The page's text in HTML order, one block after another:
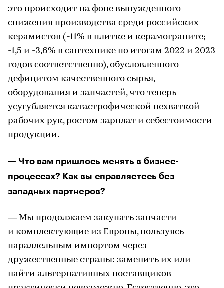
это происходит на фоне вынужденного
снижения производства среди российских
керамистов (-11% в плитке и керамограните;
-1,5 и -3,6% в сантехнике по итогам 2022 и 2023
годов соответственно), обусловленного
дефицитом качественного сырья,
оборудования и запчастей, что теперь
усугубляется катастрофической нехваткой
рабочих рук, ростом зарплат и себестоимости
продукции.
— Что вам пришлось менять в бизнес-
процессах? Как вы справляетесь без
западных партнеров?
— Мы продолжаем закупать запчасти
и комплектующие из Европы, пользуясь
параллельным импортом через
дружественные страны: заменить их или
найти альтернативных поставщиков